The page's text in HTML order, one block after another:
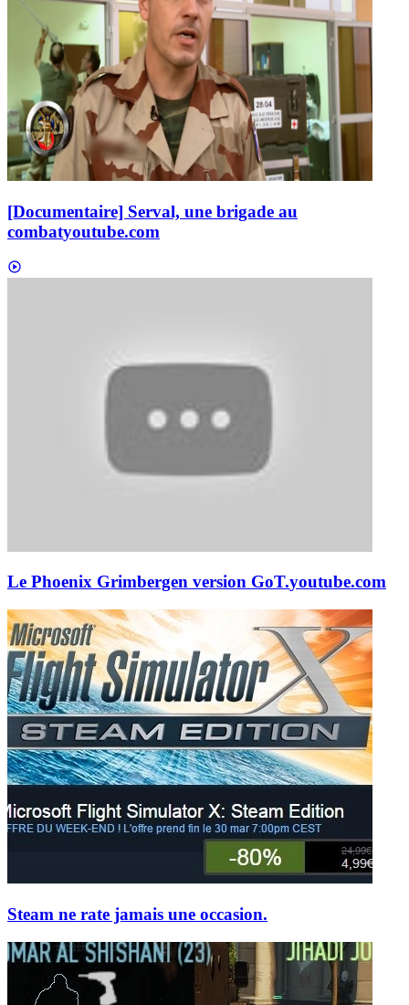
[Documentaire] Serval, une brigade au
combatyoutube.com
Le Phoenix Grimbergen version GoT.youtube.com
Steam ne rate jamais une occasion.